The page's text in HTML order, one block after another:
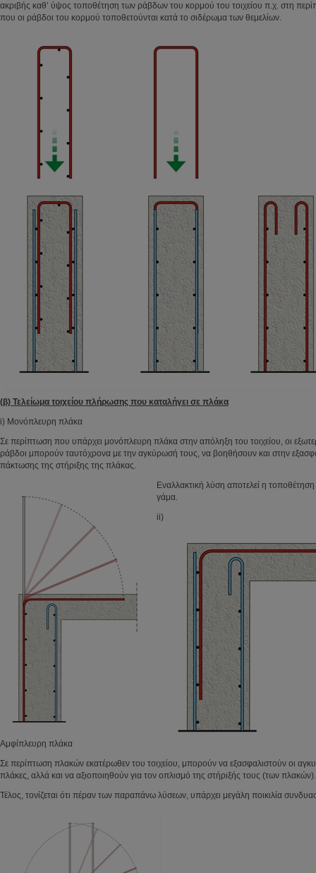
ακριβής καθ’ ύψος τοποθέτηση των ράβδων του κορμού του τοιχείου π.χ. στη
που οι ράβδοι του κορμού τοποθετούνται κατά το σιδέρωμα των θεμελίων.
(β) Τελείωμα τοιχείου πλήρωσης που καταλήγει σε πλάκα
i) Μονόπλευρη πλάκα
Σε περίπτωση που υπάρχει μονόπλευρη πλάκα στην απόληξη του τοιχείου, οι
ράβδοι μπορούν ταυτόχρονα με την αγκύρωσή τους, να βοηθήσουν και στην
πάκτωσης της στήριξης της πλάκας.
Εναλλακτική λύση αποτελεί η
γάμα.
ii)
Αμφίπλευρη πλάκα
Σε περίπτωση πλακών εκατέρωθεν του τοιχείου, μπορούν να εξασφαλιστούν οι
πλάκες, αλλά και να αξιοποιηθούν για τον οπλισμό της στήριξής τους (των πλακών).
Τέλος, τονίζεται ότι πέραν των παραπάνω λύσεων, υπάρχει μεγάλη ποικιλία